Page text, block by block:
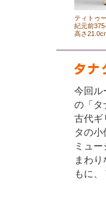
ティトゥ
紀元前
高さ
今回ル
の「タ
古代ギ
タの小
ミュ
まわ
もに